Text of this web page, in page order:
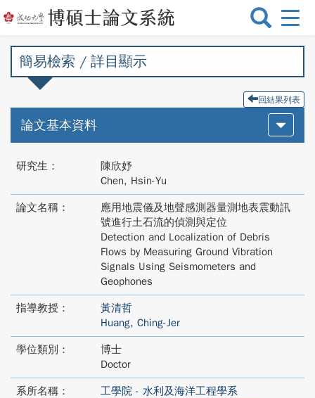
選
切
簡易檢索 / 詳目顯示
回結果列表
論文基本資料
研究生：
陳欣妤
Chen, Hsin-Yu
論文名稱：
應用地震儀及地聲感測器量測地表震動訊
號進行土石流的偵測與定位
Detection and Localization of Debris
Flows by Measuring Ground Vibration
Signals Using Seismometers and
Geophones
指導教授：
黃清哲
Huang, Ching-Jer
學位類別：
博士
Doctor
系所名稱：
工學院 - 水利及海洋工程學系